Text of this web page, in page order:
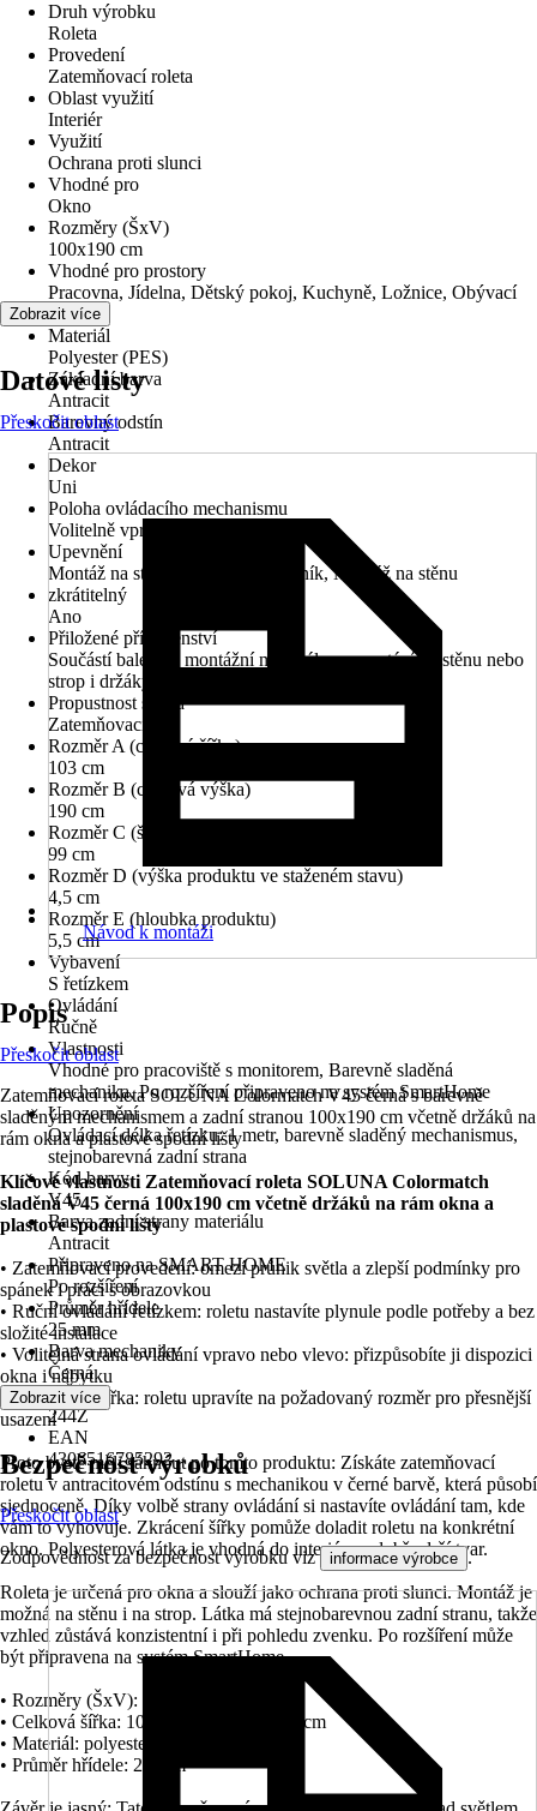
Druh výrobku
Roleta
Provedení
Zatemňovací roleta
Oblast využití
Interiér
Využití
Ochrana proti slunci
Vhodné pro
Okno
Rozměry (ŠxV)
100x190 cm
Vhodné pro prostory
Pracovna, Jídelna, Dětský pokoj, Kuchyně, Ložnice, Obývací
pokoj
Materiál
Polyester (PES)
Základní barva
Antracit
Barevný odstín
Antracit
Dekor
Uni
Poloha ovládacího mechanismu
Volitelně vpravo nebo vlevo
Upevnění
Montáž na strop, Univerzální nosník, Montáž na stěnu
zkrátitelný
Ano
Přiložené příslušenství
Součástí balení je montážní materiál pro navrtání na stěnu nebo
strop i držáky pro upevnění bez vrtání
Propustnost světla
Zatemňovací
Rozměr A (celková šířka)
103 cm
Rozměr B (celková výška)
190 cm
Rozměr C (šířka látky)
99 cm
Rozměr D (výška produktu ve staženém stavu)
4,5 cm
Rozměr E (hloubka produktu)
5,5 cm
Vybavení
S řetízkem
Ovládání
Ručně
Vlastnosti
Vhodné pro pracoviště s monitorem, Barevně sladěná
mechanika, Po rozšíření připraveno na systém SmartHome
Upozornění
Ovládací délka řetízku: 1 metr, barevně sladěný mechanismus,
stejnobarevná zadní strana
Kód barvy
V45
Barva zadní strany materiálu
Antracit
Připraveno na SMART HOME
Po rozšíření
Průměr hřídele
25 mm
Barva mechaniky
Černá
KČZ
244Z
EAN
4306516785292
Zobrazit více
Datové listy
Přeskočit oblast
Návod k montáži
Popis
Přeskočit oblast
Zatemňovací roleta SOLUNA Colormatch V45 černá s barevně
sladěným mechanismem a zadní stranou 100x190 cm včetně držáků na
rám okna a plastové spodní lišty
Klíčové vlastnosti Zatemňovací roleta SOLUNA Colormatch
sladěná V45 černá 100x190 cm včetně držáků na rám okna a
plastové spodní lišty
• Zatemňovací provedení: omezí průnik světla a zlepší podmínky pro
spánek i práci s obrazovkou
• Ruční ovládání řetízkem: roletu nastavíte plynule podle potřeby a bez
složité instalace
• Volitelná strana ovládání vpravo nebo vlevo: přizpůsobíte ji dispozici
okna i nábytku
• Zkrátitelná šířka: roletu upravíte na požadovaný rozměr pro přesnější
usazení
Proto byste měli sáhnout po tomto produktu: Získáte zatemňovací
roletu v antracitovém odstínu s mechanikou v černé barvě, která působí
sjednoceně. Díky volbě strany ovládání si nastavíte ovládání tam, kde
vám to vyhovuje. Zkrácení šířky pomůže doladit roletu na konkrétní
okno. Polyesterová látka je vhodná do interiéru a dobře drží tvar.
Roleta je určená pro okna a slouží jako ochrana proti slunci. Montáž je
možná na stěnu i na strop. Látka má stejnobarevnou zadní stranu, takže
vzhled zůstává konzistentní i při pohledu zvenku. Po rozšíření může
být připravena na systém SmartHome.
• Rozměry (ŠxV): 100x190 cm
• Celková šířka: 103 cm, šířka látky: 99 cm
• Materiál: polyester (PES)
• Průměr hřídele: 25 mm
Zobrazit více
Bezpečnost výrobků
Přeskočit oblast
Zodpovědnost za bezpečnost výrobku viz informace výrobce .